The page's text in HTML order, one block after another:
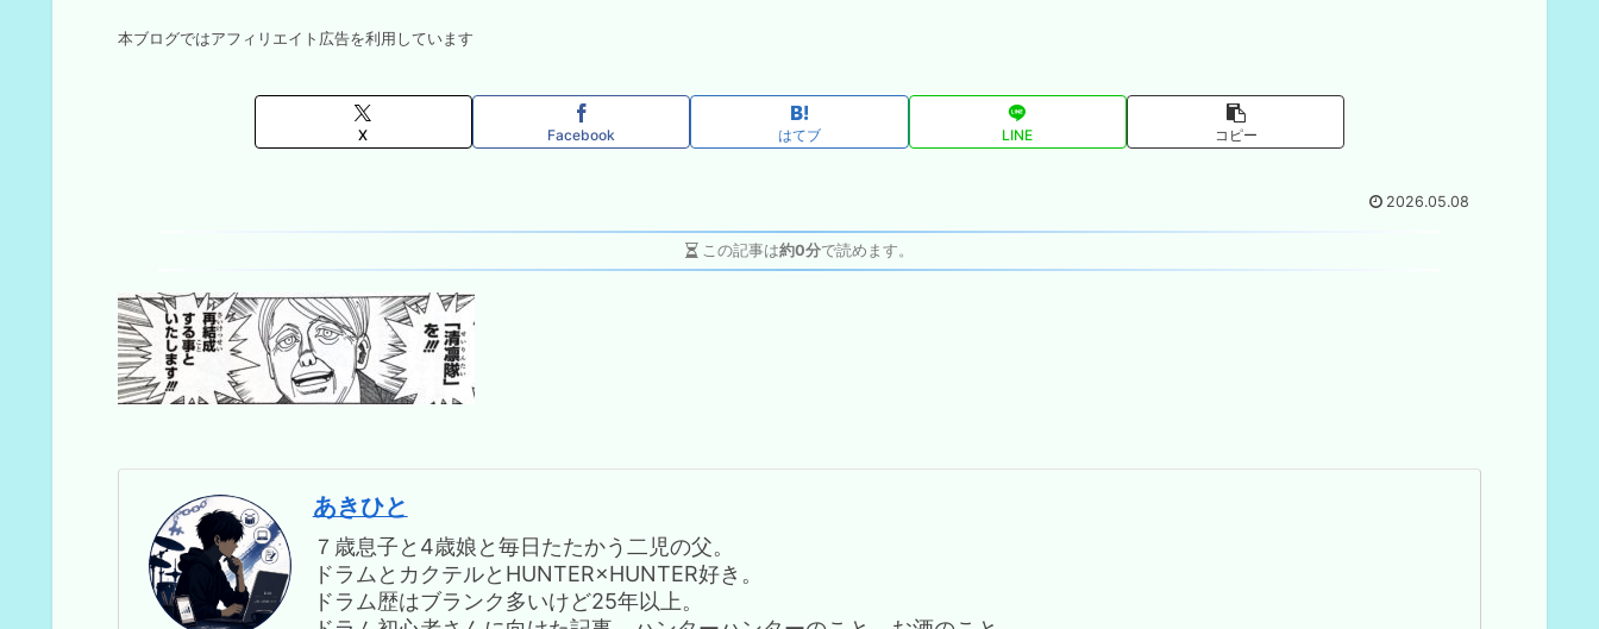
本ブログではアフィリエイト広告を利用しています
X Facebook はてブ LINE コピー
2026.05.08
この記事は約0分で読めます。
あきひと
７歳息子と4歳娘と毎日たたかう二児の父。
ドラムとカクテルとHUNTER×HUNTER好き。
ドラム歴はブランク多いけど25年以上。